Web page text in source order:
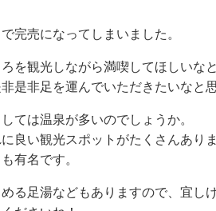
非足を運んでいただきたいなと思い
は温泉が多いのでしょうか。
い観光スポットがたくさんありますけ
。
足湯などもありますので、宜しければ